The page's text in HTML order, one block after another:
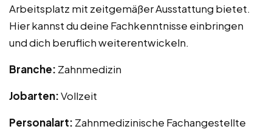
Arbeitsplatz mit zeitgemäßer Ausstattung bietet.
Hier kannst du deine Fachkenntnisse einbringen
und dich beruflich weiterentwickeln.
Branche: Zahnmedizin
Jobarten:Vollzeit
Personalart: Zahnmedizinische Fachangestellte